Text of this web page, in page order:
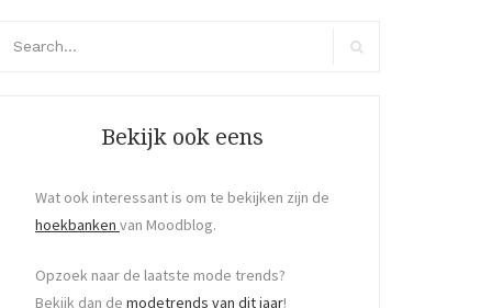
Bekijk ook eens
Wat ook interessant is om te bekijken zijn de
hoekbanken van Moodblog.
Opzoek naar de laatste mode trends?
Bekijk dan de modetrends van dit jaar!